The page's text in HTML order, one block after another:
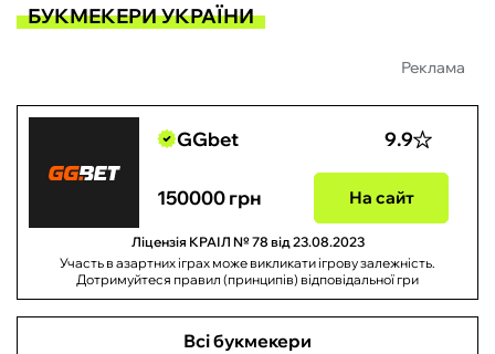
БУКМЕКЕРИ УКРАЇНИ
Реклама
GGbet 9.9
150000 грн На сайт
Ліцензія КРАІЛ № 78 від 23.08.2023
Участь в азартних іграх може викликати ігрову залежність.
Дотримуйтеся правил (принципів) відповідальної гри
Всі букмекери